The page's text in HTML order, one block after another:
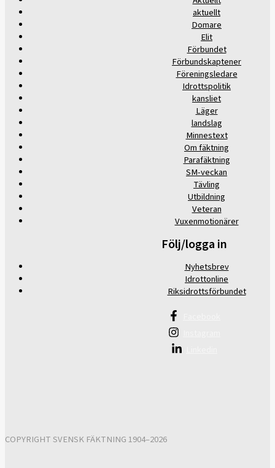
aktuellt
Domare
Elit
Förbundet
Förbundskaptener
Föreningsledare
Idrottspolitik
kansliet
Läger
landslag
Minnestext
Om fäktning
Parafäktning
SM-veckan
Tävling
Utbildning
Veteran
Vuxenmotionärer
Följ/logga in
Nyhetsbrev
Idrottonline
Riksidrottsförbundet
COPYRIGHT SVENSK FÄKTNING 1904–2026